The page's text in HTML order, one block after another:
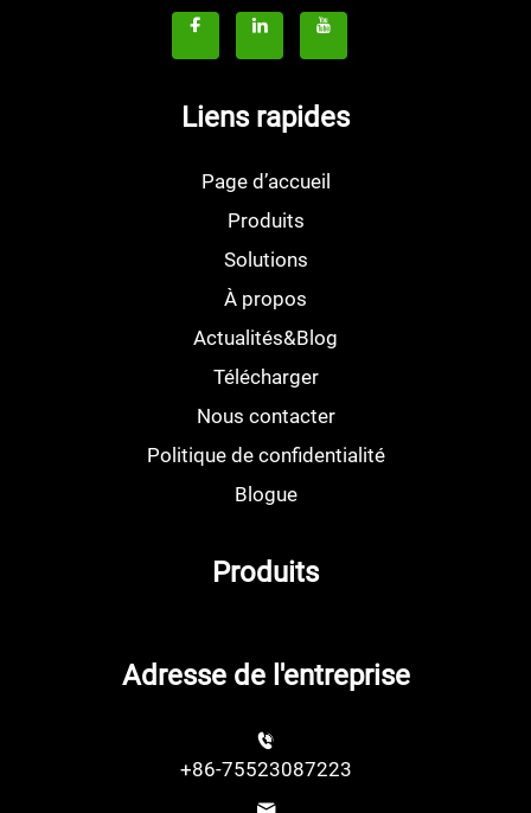
Liens rapides
Page d’accueil
Produits
Solutions
À propos
Actualités&Blog
Télécharger
Nous contacter
Politique de confidentialité
Blogue
Produits
Adresse de l'entreprise
+86-75523087223